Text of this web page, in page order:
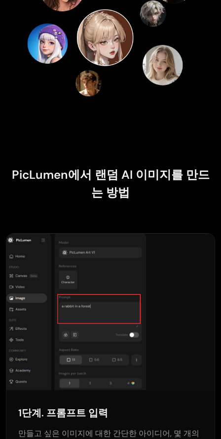
PicLumen에서 랜덤 AI 이미지를 만드
는 방법
1단계. 프롬프트 입력
만들고 싶은 이미지에 대한 간단한 아이디어, 몇 개의